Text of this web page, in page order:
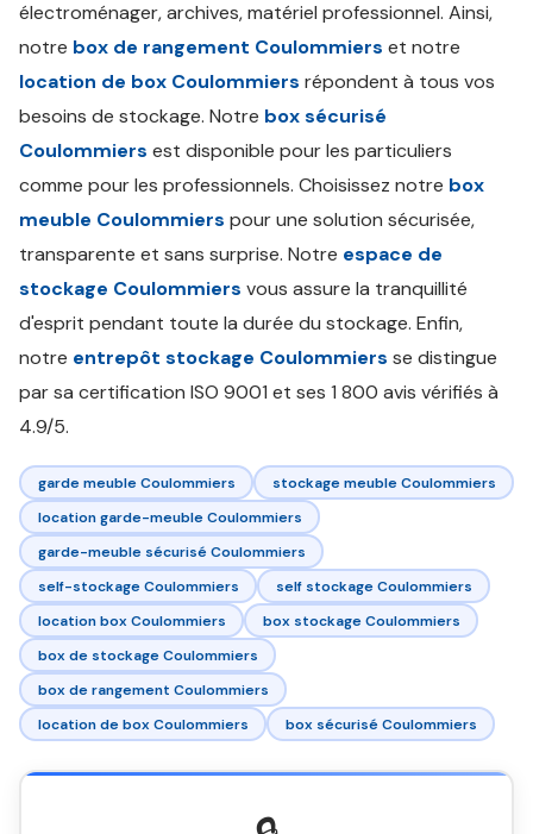
électroménager, archives, matériel professionnel. Ainsi,
notre box de rangement Coulommiers et notre
location de box Coulommiers répondent à tous vos
besoins de stockage. Notre box sécurisé
Coulommiers est disponible pour les particuliers
comme pour les professionnels. Choisissez notre box
meuble Coulommiers pour une solution sécurisée,
transparente et sans surprise. Notre espace de
stockage Coulommiers vous assure la tranquillité
d'esprit pendant toute la durée du stockage. Enfin,
notre entrepôt stockage Coulommiers se distingue
par sa certification ISO 9001 et ses 1 800 avis vérifiés à
4.9/5.
garde meuble Coulommiers
stockage meuble Coulommiers
location garde-meuble Coulommiers
garde-meuble sécurisé Coulommiers
self-stockage Coulommiers
self stockage Coulommiers
location box Coulommiers
box stockage Coulommiers
box de stockage Coulommiers
box de rangement Coulommiers
location de box Coulommiers
box sécurisé Coulommiers